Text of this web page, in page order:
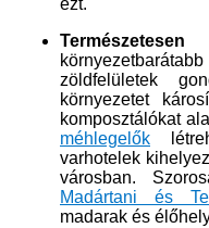
ezt.
zöldfelületek
környezetet
komposztálókat
méhlegelők
varhotelek
városban.
Madártani és
madarak és